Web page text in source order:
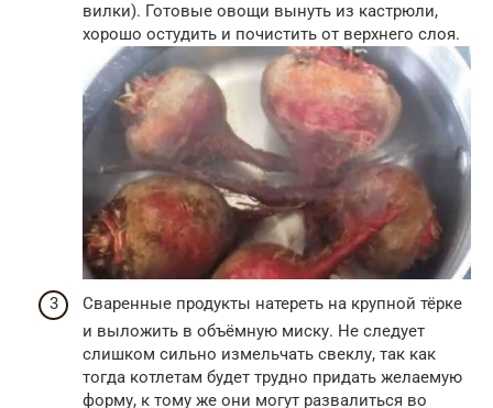
вилки). Готовые овощи вынуть из кастрюли,
хорошо остудить и почистить от верхнего слоя.
Сваренные продукты натереть на крупной тёрке
и выложить в объёмную миску. Не следует
слишком сильно измельчать свеклу, так как
тогда котлетам будет трудно придать желаемую
форму, к тому же они могут развалиться во